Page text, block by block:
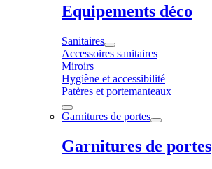
Equipements déco
Sanitaires
Accessoires sanitaires
Miroirs
Hygiène et accessibilité
Patères et portemanteaux
Garnitures de portes
Garnitures de portes